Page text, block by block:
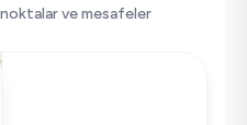
noktalar ve mesafeler